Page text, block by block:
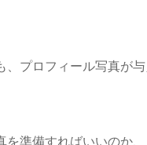
プロフィール写真が
準備すればいいのか